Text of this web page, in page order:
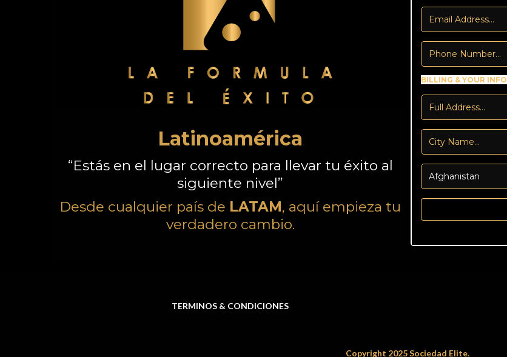
Latinoamérica
“Estás en el lugar correcto para llevar tu éxito al
siguiente nivel”
Desde cualquier país de LATAM, aquí empieza tu
verdadero cambio.
BILLING & YOUR INFO
TERMINOS & CONDICIONES
Copyright 2025 Sociedad Elite.